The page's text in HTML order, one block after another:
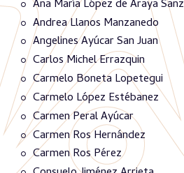
Ana María López de Araya Sanz
Andrea Llanos Manzanedo
Angelines Ayúcar San Juan
Carlos Michel Errazquin
Carmelo Boneta Lopetegui
Carmelo López Estébanez
Carmen Peral Ayúcar
Carmen Ros Hernández
Carmen Ros Pérez